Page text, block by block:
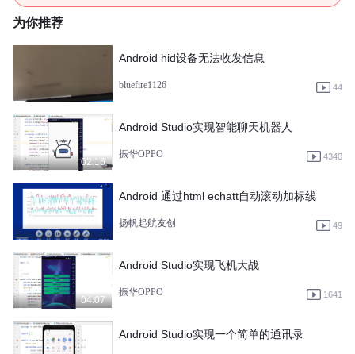
为你推荐
Android hid设备无法收发信息
bluefire1126 44
02:16
Android Studio实现智能聊天机器人
振华OPPO 4340
Android 通过html echatt自动滚动加标线
扬帆起航友创 49
04:07
Android Studio实现飞机大战
振华OPPO 1641
Android Studio实现一个简单的通讯录